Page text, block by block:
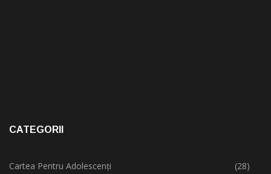
CATEGORII
Cartea Pentru Adolescenți
(28)